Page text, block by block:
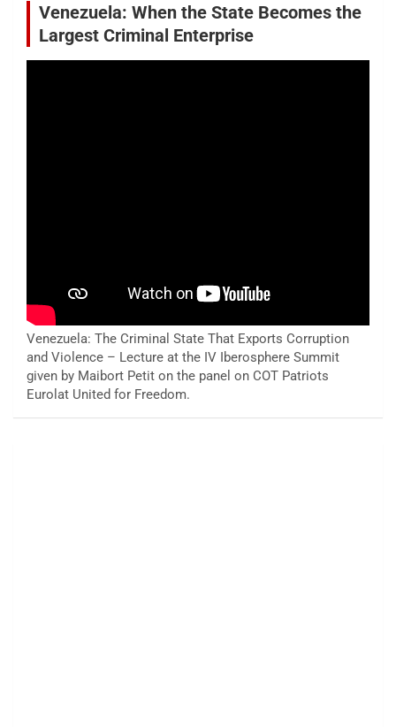
Venezuela: When the State Becomes the
Largest Criminal Enterprise
Venezuela: The Criminal State That Exports Corruption
and Violence – Lecture at the IV Iberosphere Summit
given by Maibort Petit on the panel on COT Patriots
Eurolat United for Freedom.